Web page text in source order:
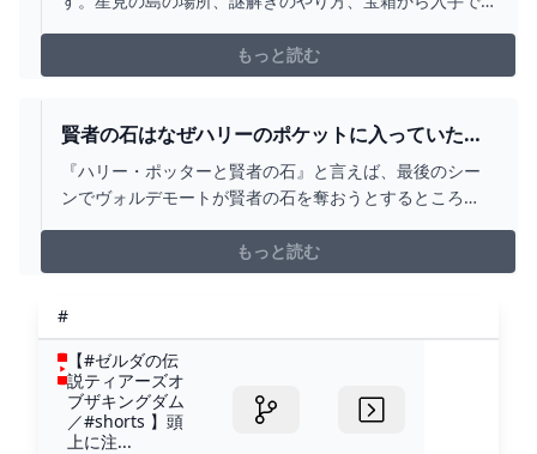
えているいきなり祠一覧は大変だろうが序盤に井戸だけ
は総数が判ったため、井戸くらいなら大丈夫だろうと思
ったのだ
もっと読む
賢者の石はなぜハリーのポケットに入っていた？
鏡に見えた理由を解説｜動画サブスクまにあ
『ハリー・ポッターと賢者の石』と言えば、最後のシー
ンでヴォルデモートが賢者の石を奪おうとするところ
もっと読む
#
【#ゼルダの伝
説ティアーズオ
ブザキングダム
／#shorts 】頭
上に注...